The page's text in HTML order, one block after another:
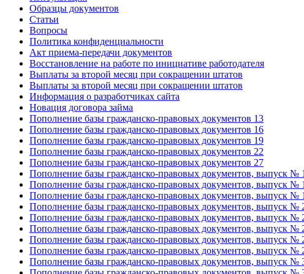
Образцы документов
Статьи
Вопросы
Политика конфиденциальности
Акт приема-передачи документов
Восстановление на работе по инициативе работодателя
Выплаты за второй месяц при сокращении штатов
Выплаты за второй месяц при сокращении штатов
Информация о разработчиках сайта
Новация договора займа
Пополнение базы гражданско-правовых документов 13
Пополнение базы гражданско-правовых документов 16
Пополнение базы гражданско-правовых документов 19
Пополнение базы гражданско-правовых документов 22
Пополнение базы гражданско-правовых документов 27
Пополнение базы гражданско-правовых документов, выпуск №
Пополнение базы гражданско-правовых документов, выпуск №
Пополнение базы гражданско-правовых документов, выпуск №
Пополнение базы гражданско-правовых документов, выпуск №
Пополнение базы гражданско-правовых документов, выпуск №
Пополнение базы гражданско-правовых документов, выпуск №
Пополнение базы гражданско-правовых документов, выпуск №
Пополнение базы гражданско-правовых документов, выпуск №
Пополнение базы гражданско-правовых документов, выпуск №